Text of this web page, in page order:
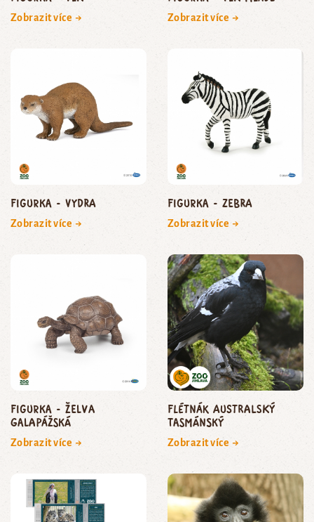
Zobrazit více → Zobrazit více →
Figurka - vydra
Zobrazit více →
Figurka - zebra
Zobrazit více →
Figurka - želva
galapážská
Zobrazit více →
flétnák australský
tasmánský
Zobrazit více →